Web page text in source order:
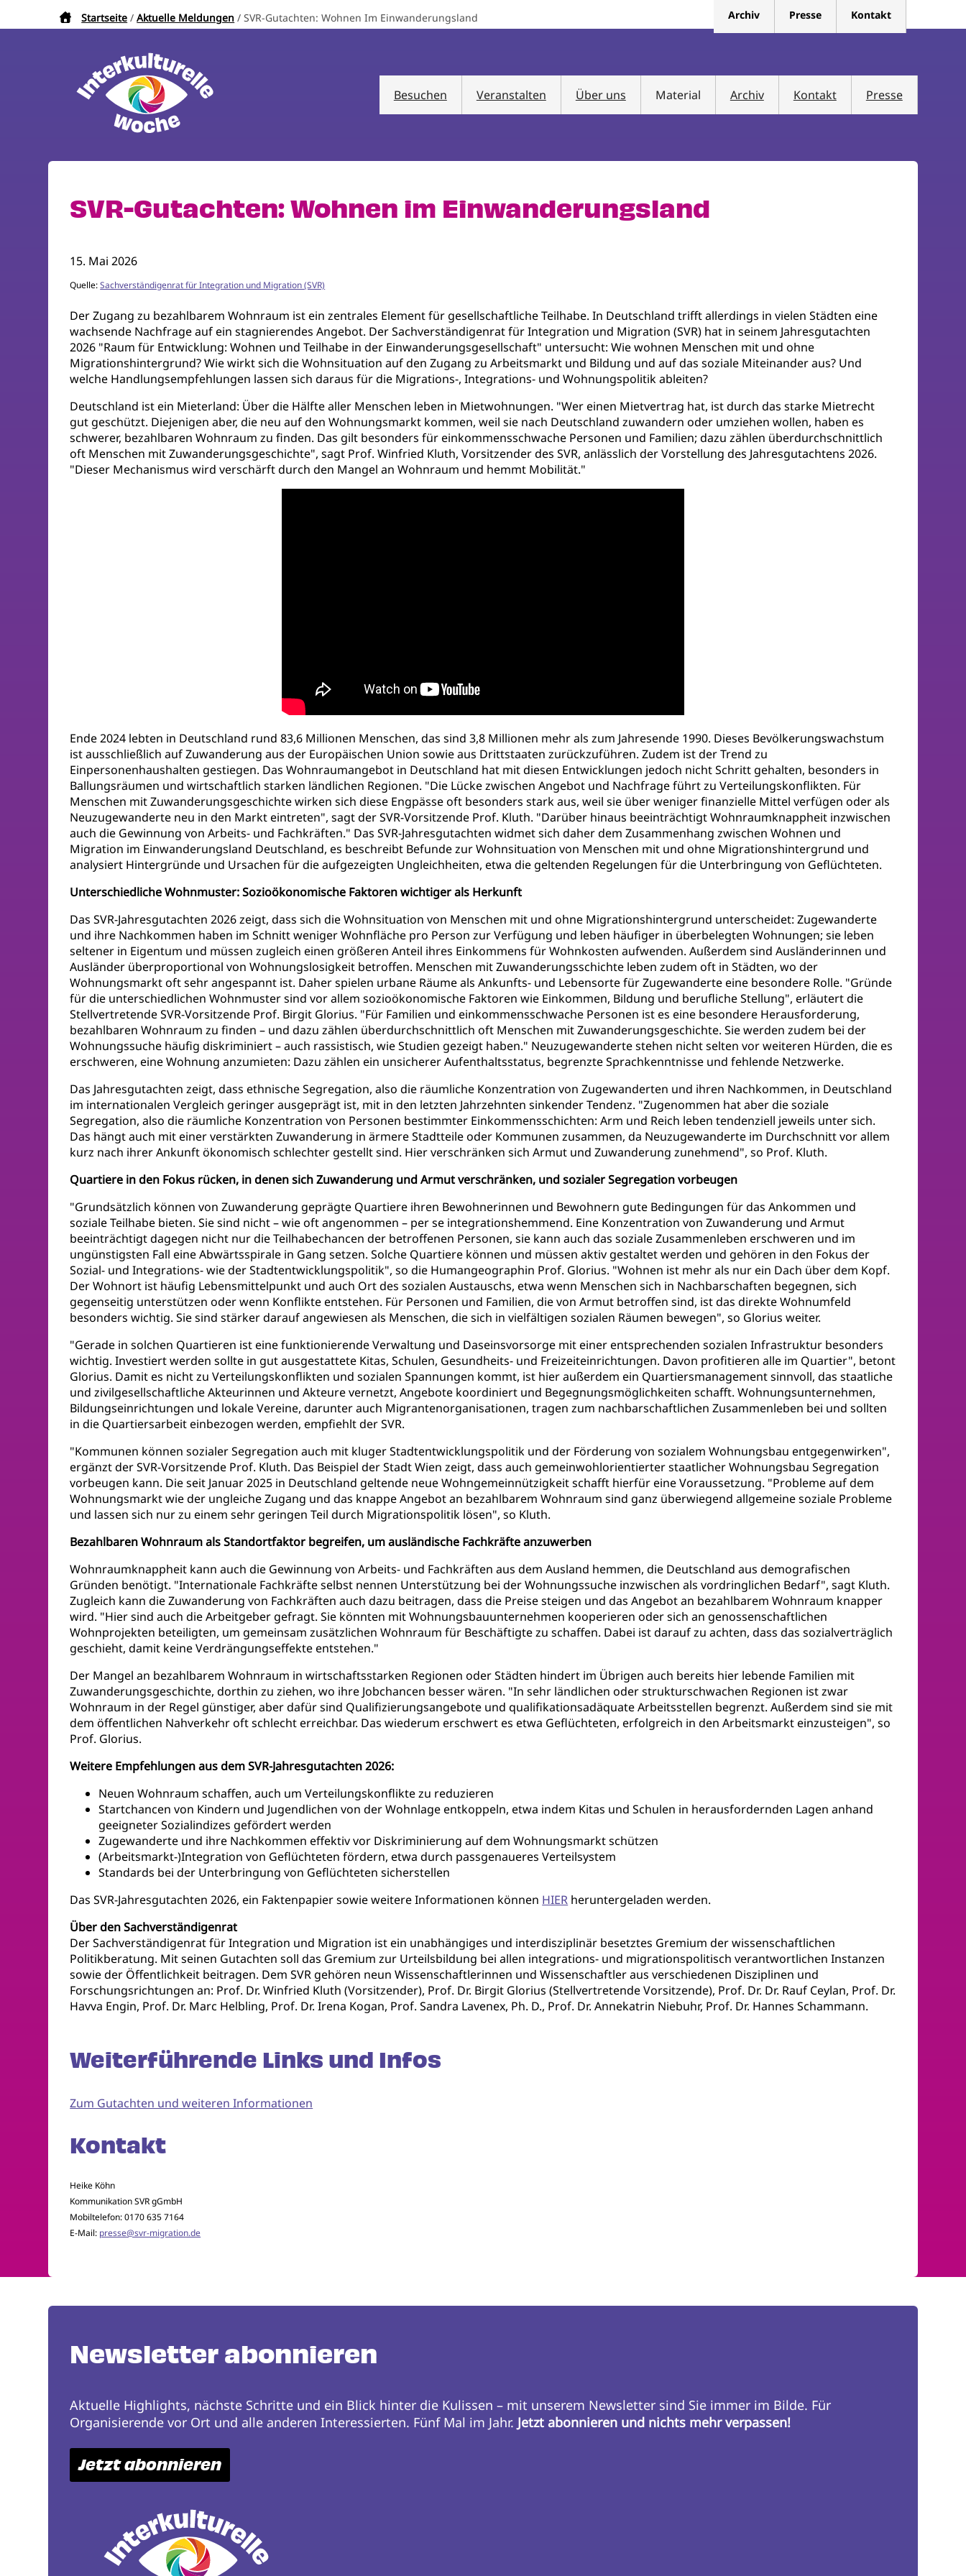
Pfadnavigation
Startseite Aktuelle Meldungen SVR-Gutachten: Wohnen Im Einwanderungsland Archiv Presse Kontakt
Besuchen Veranstalten Über uns Material Archiv Kontakt Presse
SVR-Gutachten: Wohnen im Einwanderungsland
15. Mai 2026
Quelle:Sachverständigenrat für Integration und Migration (SVR)
Der Zugang zu bezahlbarem Wohnraum ist ein zentrales Element für gesellschaftliche Teilhabe. In Deutschland trifft allerdings in vielen Städten eine
wachsende Nachfrage auf ein stagnierendes Angebot. Der Sachverständigenrat für Integration und Migration (SVR) hat in seinem Jahresgutachten
2026 "Raum für Entwicklung: Wohnen und Teilhabe in der Einwanderungsgesellschaft" untersucht: Wie wohnen Menschen mit und ohne
Migrationshintergrund? Wie wirkt sich die Wohnsituation auf den Zugang zu Arbeitsmarkt und Bildung und auf das soziale Miteinander aus? Und
welche Handlungsempfehlungen lassen sich daraus für die Migrations-, Integrations- und Wohnungspolitik ableiten?
Deutschland ist ein Mieterland: Über die Hälfte aller Menschen leben in Mietwohnungen. "Wer einen Mietvertrag hat, ist durch das starke Mietrecht
gut geschützt. Diejenigen aber, die neu auf den Wohnungsmarkt kommen, weil sie nach Deutschland zuwandern oder umziehen wollen, haben es
schwerer, bezahlbaren Wohnraum zu finden. Das gilt besonders für einkommensschwache Personen und Familien; dazu zählen überdurchschnittlich
oft Menschen mit Zuwanderungsgeschichte", sagt Prof. Winfried Kluth, Vorsitzender des SVR, anlässlich der Vorstellung des Jahresgutachtens 2026.
"Dieser Mechanismus wird verschärft durch den Mangel an Wohnraum und hemmt Mobilität."
Ende 2024 lebten in Deutschland rund 83,6 Millionen Menschen, das sind 3,8 Millionen mehr als zum Jahresende 1990. Dieses Bevölkerungswachstum
ist ausschließlich auf Zuwanderung aus der Europäischen Union sowie aus Drittstaaten zurückzuführen. Zudem ist der Trend zu
Einpersonenhaushalten gestiegen. Das Wohnraumangebot in Deutschland hat mit diesen Entwicklungen jedoch nicht Schritt gehalten, besonders in
Ballungsräumen und wirtschaftlich starken ländlichen Regionen. "Die Lücke zwischen Angebot und Nachfrage führt zu Verteilungskonflikten. Für
Menschen mit Zuwanderungsgeschichte wirken sich diese Engpässe oft besonders stark aus, weil sie über weniger finanzielle Mittel verfügen oder als
Neuzugewanderte neu in den Markt eintreten", sagt der SVR-Vorsitzende Prof. Kluth. "Darüber hinaus beeinträchtigt Wohnraumknappheit inzwischen
auch die Gewinnung von Arbeits- und Fachkräften." Das SVR-Jahresgutachten widmet sich daher dem Zusammenhang zwischen Wohnen und
Migration im Einwanderungsland Deutschland, es beschreibt Befunde zur Wohnsituation von Menschen mit und ohne Migrationshintergrund und
analysiert Hintergründe und Ursachen für die aufgezeigten Ungleichheiten, etwa die geltenden Regelungen für die Unterbringung von Geflüchteten.
Unterschiedliche Wohnmuster: Sozioökonomische Faktoren wichtiger als Herkunft
Das SVR-Jahresgutachten 2026 zeigt, dass sich die Wohnsituation von Menschen mit und ohne Migrationshintergrund unterscheidet: Zugewanderte
und ihre Nachkommen haben im Schnitt weniger Wohnfläche pro Person zur Verfügung und leben häufiger in überbelegten Wohnungen; sie leben
seltener in Eigentum und müssen zugleich einen größeren Anteil ihres Einkommens für Wohnkosten aufwenden. Außerdem sind Ausländerinnen und
Ausländer überproportional von Wohnungslosigkeit betroffen. Menschen mit Zuwanderungsschichte leben zudem oft in Städten, wo der
Wohnungsmarkt oft sehr angespannt ist. Daher spielen urbane Räume als Ankunfts- und Lebensorte für Zugewanderte eine besondere Rolle. "Gründe
für die unterschiedlichen Wohnmuster sind vor allem sozioökonomische Faktoren wie Einkommen, Bildung und berufliche Stellung", erläutert die
Stellvertretende SVR-Vorsitzende Prof. Birgit Glorius. "Für Familien und einkommensschwache Personen ist es eine besondere Herausforderung,
bezahlbaren Wohnraum zu finden – und dazu zählen überdurchschnittlich oft Menschen mit Zuwanderungsgeschichte. Sie werden zudem bei der
Wohnungssuche häufig diskriminiert – auch rassistisch, wie Studien gezeigt haben." Neuzugewanderte stehen nicht selten vor weiteren Hürden, die es
erschweren, eine Wohnung anzumieten: Dazu zählen ein unsicherer Aufenthaltsstatus, begrenzte Sprachkenntnisse und fehlende Netzwerke.
Das Jahresgutachten zeigt, dass ethnische Segregation, also die räumliche Konzentration von Zugewanderten und ihren Nachkommen, in Deutschland
im internationalen Vergleich geringer ausgeprägt ist, mit in den letzten Jahrzehnten sinkender Tendenz. "Zugenommen hat aber die soziale
Segregation, also die räumliche Konzentration von Personen bestimmter Einkommensschichten: Arm und Reich leben tendenziell jeweils unter sich.
Das hängt auch mit einer verstärkten Zuwanderung in ärmere Stadtteile oder Kommunen zusammen, da Neuzugewanderte im Durchschnitt vor allem
kurz nach ihrer Ankunft ökonomisch schlechter gestellt sind. Hier verschränken sich Armut und Zuwanderung zunehmend", so Prof. Kluth.
Quartiere in den Fokus rücken, in denen sich Zuwanderung und Armut verschränken, und sozialer Segregation vorbeugen
"Grundsätzlich können von Zuwanderung geprägte Quartiere ihren Bewohnerinnen und Bewohnern gute Bedingungen für das Ankommen und
soziale Teilhabe bieten. Sie sind nicht – wie oft angenommen – per se integrationshemmend. Eine Konzentration von Zuwanderung und Armut
beeinträchtigt dagegen nicht nur die Teilhabechancen der betroffenen Personen, sie kann auch das soziale Zusammenleben erschweren und im
ungünstigsten Fall eine Abwärtsspirale in Gang setzen. Solche Quartiere können und müssen aktiv gestaltet werden und gehören in den Fokus der
Sozial- und Integrations- wie der Stadtentwicklungspolitik", so die Humangeographin Prof. Glorius. "Wohnen ist mehr als nur ein Dach über dem Kopf.
Der Wohnort ist häufig Lebensmittelpunkt und auch Ort des sozialen Austauschs, etwa wenn Menschen sich in Nachbarschaften begegnen, sich
gegenseitig unterstützen oder wenn Konflikte entstehen. Für Personen und Familien, die von Armut betroffen sind, ist das direkte Wohnumfeld
besonders wichtig. Sie sind stärker darauf angewiesen als Menschen, die sich in vielfältigen sozialen Räumen bewegen", so Glorius weiter.
"Gerade in solchen Quartieren ist eine funktionierende Verwaltung und Daseinsvorsorge mit einer entsprechenden sozialen Infrastruktur besonders
wichtig. Investiert werden sollte in gut ausgestattete Kitas, Schulen, Gesundheits- und Freizeiteinrichtungen. Davon profitieren alle im Quartier", betont
Glorius. Damit es nicht zu Verteilungskonflikten und sozialen Spannungen kommt, ist hier außerdem ein Quartiersmanagement sinnvoll, das staatliche
und zivilgesellschaftliche Akteurinnen und Akteure vernetzt, Angebote koordiniert und Begegnungsmöglichkeiten schafft. Wohnungsunternehmen,
Bildungseinrichtungen und lokale Vereine, darunter auch Migrantenorganisationen, tragen zum nachbarschaftlichen Zusammenleben bei und sollten
in die Quartiersarbeit einbezogen werden, empfiehlt der SVR.
"Kommunen können sozialer Segregation auch mit kluger Stadtentwicklungspolitik und der Förderung von sozialem Wohnungsbau entgegenwirken",
ergänzt der SVR-Vorsitzende Prof. Kluth. Das Beispiel der Stadt Wien zeigt, dass auch gemeinwohlorientierter staatlicher Wohnungsbau Segregation
vorbeugen kann. Die seit Januar 2025 in Deutschland geltende neue Wohngemeinnützigkeit schafft hierfür eine Voraussetzung. "Probleme auf dem
Wohnungsmarkt wie der ungleiche Zugang und das knappe Angebot an bezahlbarem Wohnraum sind ganz überwiegend allgemeine soziale Probleme
und lassen sich nur zu einem sehr geringen Teil durch Migrationspolitik lösen", so Kluth.
Bezahlbaren Wohnraum als Standortfaktor begreifen, um ausländische Fachkräfte anzuwerben
Wohnraumknappheit kann auch die Gewinnung von Arbeits- und Fachkräften aus dem Ausland hemmen, die Deutschland aus demografischen
Gründen benötigt. "Internationale Fachkräfte selbst nennen Unterstützung bei der Wohnungssuche inzwischen als vordringlichen Bedarf", sagt Kluth.
Zugleich kann die Zuwanderung von Fachkräften auch dazu beitragen, dass die Preise steigen und das Angebot an bezahlbarem Wohnraum knapper
wird. "Hier sind auch die Arbeitgeber gefragt. Sie könnten mit Wohnungsbauunternehmen kooperieren oder sich an genossenschaftlichen
Wohnprojekten beteiligten, um gemeinsam zusätzlichen Wohnraum für Beschäftigte zu schaffen. Dabei ist darauf zu achten, dass das sozialverträglich
geschieht, damit keine Verdrängungseffekte entstehen."
Der Mangel an bezahlbarem Wohnraum in wirtschaftsstarken Regionen oder Städten hindert im Übrigen auch bereits hier lebende Familien mit
Zuwanderungsgeschichte, dorthin zu ziehen, wo ihre Jobchancen besser wären. "In sehr ländlichen oder strukturschwachen Regionen ist zwar
Wohnraum in der Regel günstiger, aber dafür sind Qualifizierungsangebote und qualifikationsadäquate Arbeitsstellen begrenzt. Außerdem sind sie mit
dem öffentlichen Nahverkehr oft schlecht erreichbar. Das wiederum erschwert es etwa Geflüchteten, erfolgreich in den Arbeitsmarkt einzusteigen", so
Prof. Glorius.
Weitere Empfehlungen aus dem SVR-Jahresgutachten 2026:
Neuen Wohnraum schaffen, auch um Verteilungskonflikte zu reduzieren
Startchancen von Kindern und Jugendlichen von der Wohnlage entkoppeln, etwa indem Kitas und Schulen in herausfordernden Lagen anhand
geeigneter Sozialindizes gefördert werden
Zugewanderte und ihre Nachkommen effektiv vor Diskriminierung auf dem Wohnungsmarkt schützen
(Arbeitsmarkt-)Integration von Geflüchteten fördern, etwa durch passgenaueres Verteilsystem
Standards bei der Unterbringung von Geflüchteten sicherstellen
Das SVR-Jahresgutachten 2026, ein Faktenpapier sowie weitere Informationen können HIER heruntergeladen werden.
Über den Sachverständigenrat
Der Sachverständigenrat für Integration und Migration ist ein unabhängiges und interdisziplinär besetztes Gremium der wissenschaftlichen
Politikberatung. Mit seinen Gutachten soll das Gremium zur Urteilsbildung bei allen integrations- und migrationspolitisch verantwortlichen Instanzen
sowie der Öffentlichkeit beitragen. Dem SVR gehören neun Wissenschaftlerinnen und Wissenschaftler aus verschiedenen Disziplinen und
Forschungsrichtungen an: Prof. Dr. Winfried Kluth (Vorsitzender), Prof. Dr. Birgit Glorius (Stellvertretende Vorsitzende), Prof. Dr. Dr. Rauf Ceylan, Prof. Dr.
Havva Engin, Prof. Dr. Marc Helbling, Prof. Dr. Irena Kogan, Prof. Sandra Lavenex, Ph. D., Prof. Dr. Annekatrin Niebuhr, Prof. Dr. Hannes Schammann.
Weiterführende Links und Infos
Zum Gutachten und weiteren Informationen
Kontakt
Heike Köhn
Kommunikation SVR gGmbH
Mobiltelefon: 0170 635 7164
E-Mail: presse@svr-migration.de
Newsletter abonnieren
Aktuelle Highlights, nächste Schritte und ein Blick hinter die Kulissen – mit unserem Newsletter sind Sie immer im Bilde. Für
Organisierende vor Ort und alle anderen Interessierten. Fünf Mal im Jahr. Jetzt abonnieren und nichts mehr verpassen!
Jetzt abonnieren